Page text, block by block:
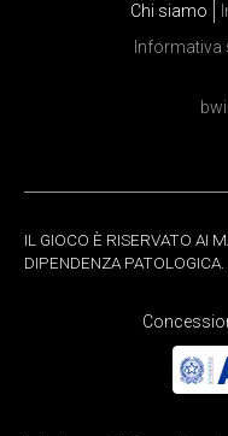
Chi siamo
Informativa
IL GIOCO È RISERVATO AI
DIPENDENZA PATOLOGICA.